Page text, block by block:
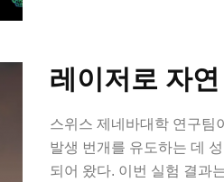
레이저로 자
스위스 제네바대학 연구팀
발생 번개를 유도하는 데
되어 왔다. 이번 실험 결과